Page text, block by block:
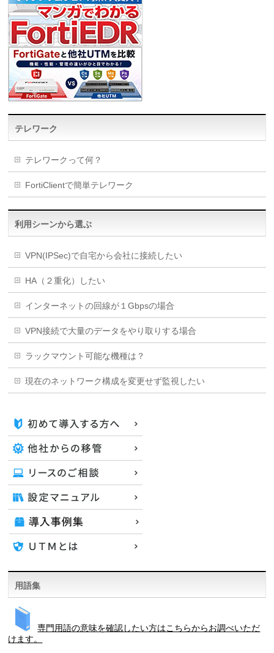
テレワーク
テレワークって何？
FortiClientで簡単テレワーク
利用シーンから選ぶ
VPN(IPSec)で自宅から会社に接続したい
HA（２重化）したい
インターネットの回線が１Gbpsの場合
VPN接続で大量のデータをやり取りする場合
ラックマウント可能な機種は？
現在のネットワーク構成を変更せず監視したい
用語集
専門用語の意味を確認したい方はこちらからお調べいただ
けます。